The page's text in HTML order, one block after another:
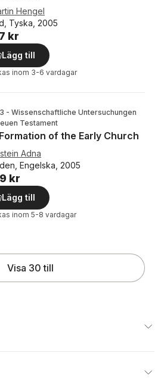
Hengel
Tyska, 2005
kr
Lägg till
inom 3-6 vardagar
- Wissenschaftliche Untersuchungen
Testament
of the Early Church
Adna
Engelska, 2005
kr
Lägg till
inom 5-8 vardagar
Visa 30 till